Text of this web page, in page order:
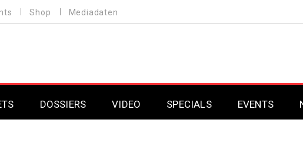
Shop Mediadaten
DOSSIERS VIDEO SPECIALS EVENTS